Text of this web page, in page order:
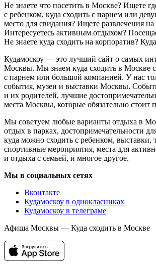
Не знаете что посетить в Москве? Ищете
с ребенком, куда сходить с парнем или
место для свидания? Ищете развлечения
Интересуетесь активным отдыхом?
Не знаете куда сходить на корпоратив?
Кудамоскоу — это лучший сайт о самых
Москвы. Мы знаем куда сходить в Москве
с парнем или большой компанией. У нас
события, музеи и выставки Москвы.
и их родителей, лучшие
места Москвы, которые обязательно стоит
Мы советуем любые варианты отдыха в
отдых в парках, достопримечательности
куда можно сходить с ребенком, выставки,
спортивные мероприятия, места для
и отдыха с семьей, и многое другое.
Мы в социальных сетях
Вконтакте
Кудамоскоу в однокласниках
Кудамоскоу в телеграме
Афиша Москвы — Куда сходить в Москве